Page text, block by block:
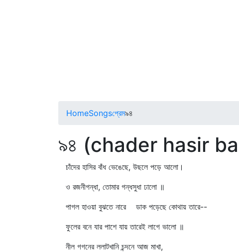
HomeSongsপ্রেম৯৪
৯৪ (chader hasir
চাঁদের হাসির বাঁধ ভেঙেছে, উছলে পড়ে আলো।
ও রজনীগন্ধা, তোমার গন্ধসুধা ঢালো ॥
পাগল হাওয়া বুঝতে নারে ডাক পড়েছে কোথায় তারে--
ফুলের বনে যার পাশে যায় তারেই লাগে ভালো ॥
নীল গগনের ললাটখানি চন্দনে আজ মাখা,